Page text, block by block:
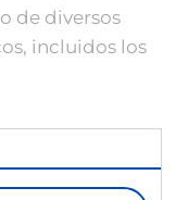
de diversos
incluidos los